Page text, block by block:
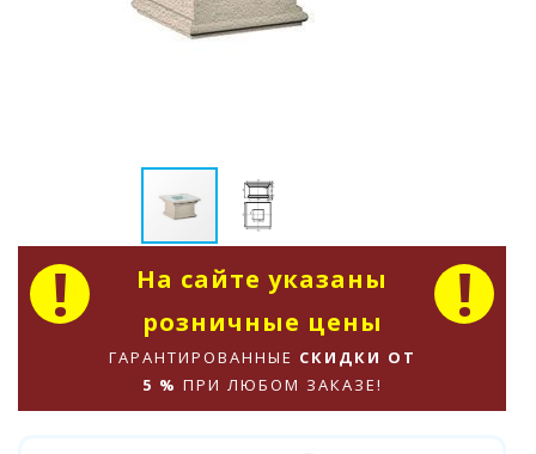
На сайте указаны
розничные цены
ГАРАНТИРОВАННЫЕ СКИДКИ ОТ
5 % ПРИ ЛЮБОМ ЗАКАЗЕ!